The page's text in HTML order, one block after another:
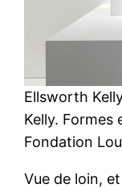
Ellsworth
Kelly. Formes
Fondation
Vue de loin,